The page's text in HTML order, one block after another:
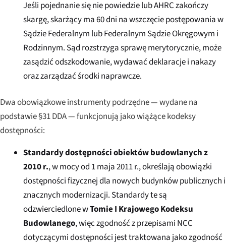
Jeśli pojednanie się nie powiedzie lub AHRC zakończy
skargę, skarżący ma 60 dni na wszczęcie postępowania w
Sądzie Federalnym lub Federalnym Sądzie Okręgowym i
Rodzinnym. Sąd rozstrzyga sprawę merytorycznie, może
zasądzić odszkodowanie, wydawać deklaracje i nakazy
oraz zarządzać środki naprawcze.
Dwa obowiązkowe instrumenty podrzędne — wydane na
podstawie §31 DDA — funkcjonują jako wiążące kodeksy
dostępności:
Standardy dostępności obiektów budowlanych z
2010 r., w mocy od 1 maja 2011 r., określają obowiązki
dostępności fizycznej dla nowych budynków publicznych i
znacznych modernizacji. Standardy te są
odzwierciedlone wTomie I Krajowego Kodeksu
Budowlanego, więc zgodność z przepisami NCC
dotyczącymi dostępności jest traktowana jako zgodność